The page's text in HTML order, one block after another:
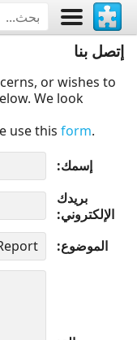
إتصل بنا
or wishes to
We look
use this form.
إسمك
بريدك
الإلكتروني
الموضوع